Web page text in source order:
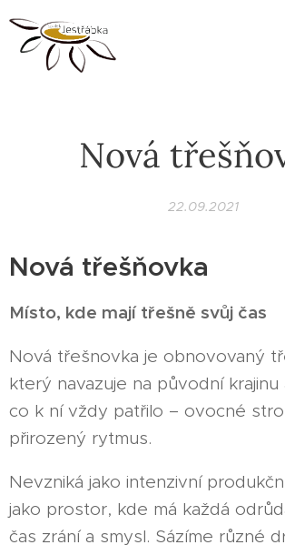
Nová
22.09.2021
Nová třešňovka
Místo, kde mají třešně svůj čas
Nová třešnovka je obnovovaný
který navazuje na původní krajinu
co k ní vždy patřilo – ovocné
přirozený rytmus.
Nevzniká jako intenzivní
jako prostor, kde má každá
čas zrání a smysl. Sázíme různé